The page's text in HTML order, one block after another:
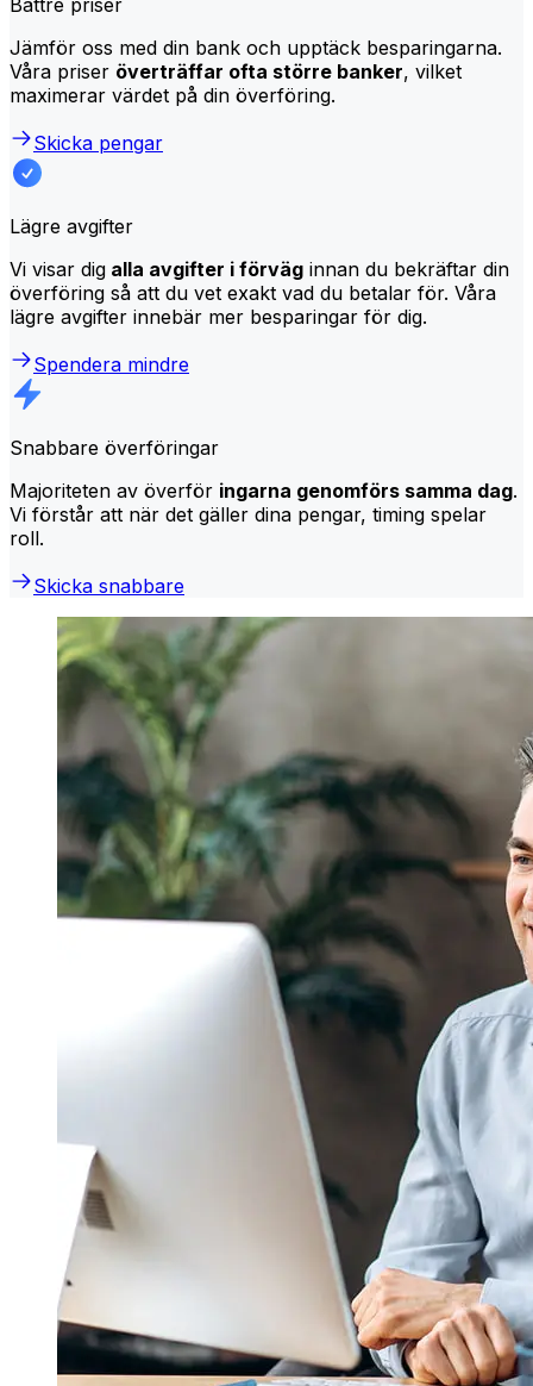
Jämför oss med din bank och upptäck besparingarna.
Våra priser överträffar ofta större banker, vilket
maximerar värdet på din överföring.
Skicka pengar
Lägre avgifter
Vi visar dig alla avgifter i förväg innan du bekräftar din
överföring så att du vet exakt vad du betalar för. Våra
lägre avgifter innebär mer besparingar för dig.
Spendera mindre
Snabbare överföringar
Majoriteten av överför ingarna genomförs samma dag.
Vi förstår att när det gäller dina pengar, timing spelar
roll.
Skicka snabbare